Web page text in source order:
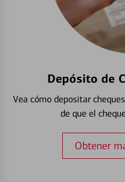
Depósito de
Vea cómo depositar
de que el
Obtener